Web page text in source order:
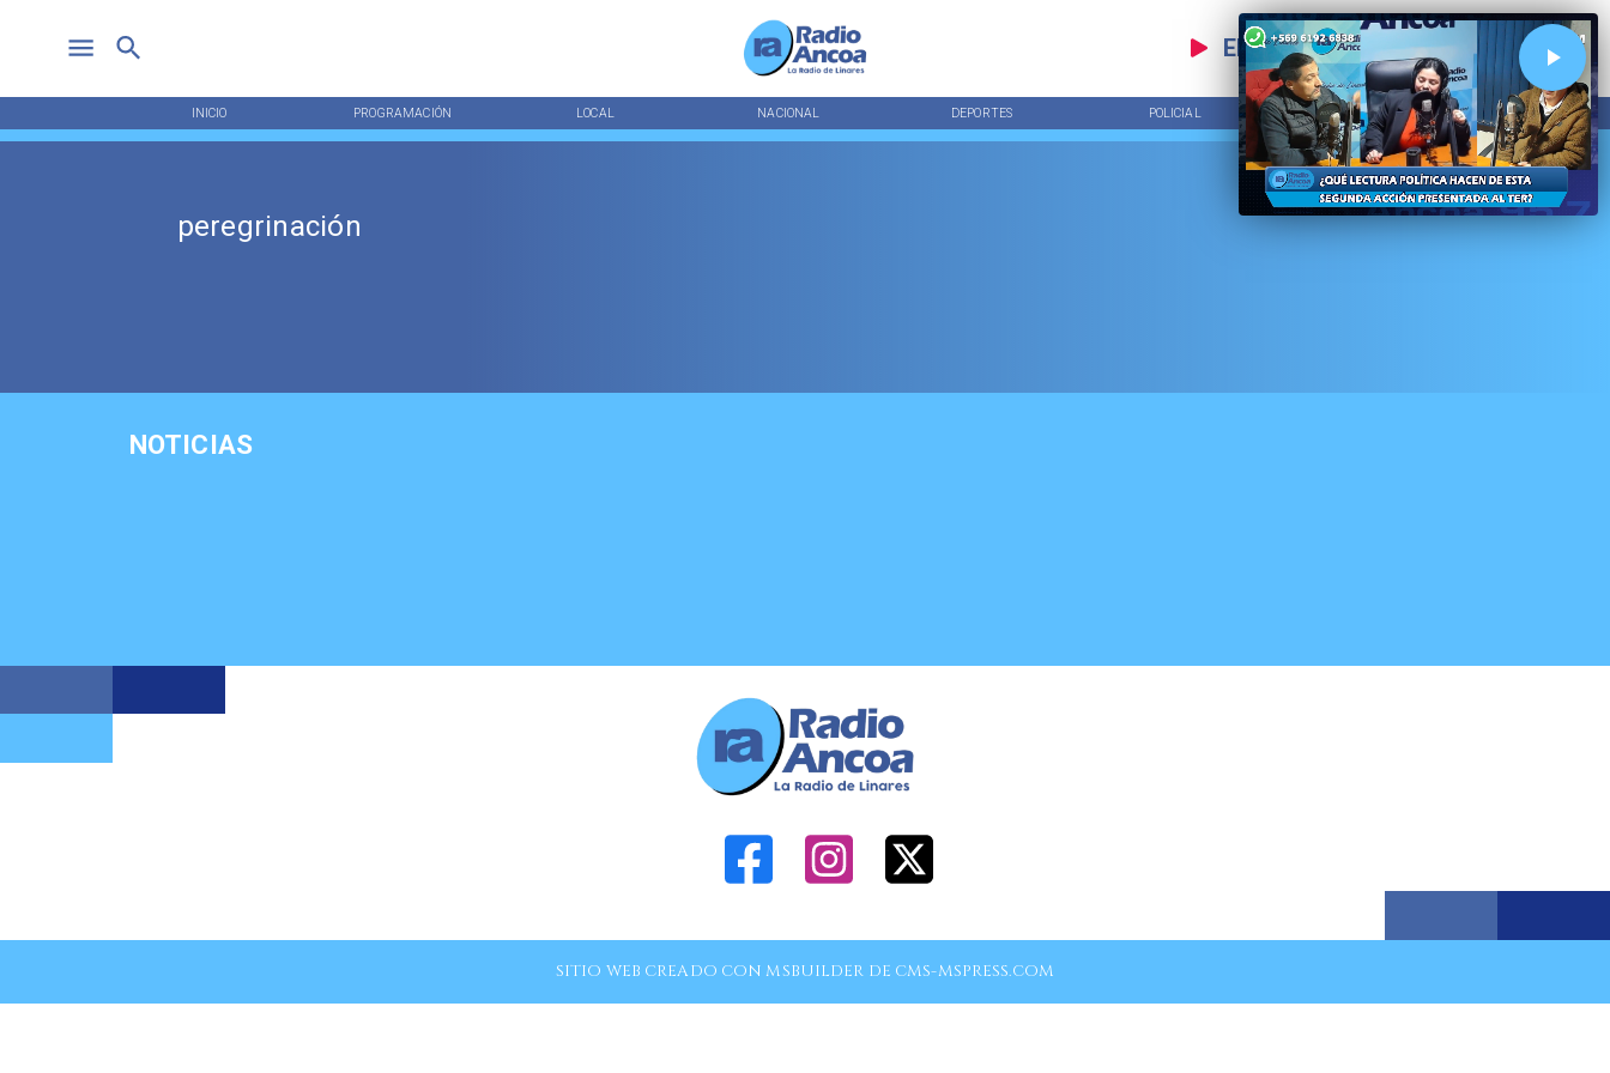
EN VIVO
INICIO PROGRAMACIÓN LOCAL NACIONAL DEPORTES POLICIAL TENDENCIAS
peregrinación
NOTICIAS
SITIO WEB CREADO CON MSBUILDER DE CMS-MSPRESS.COM